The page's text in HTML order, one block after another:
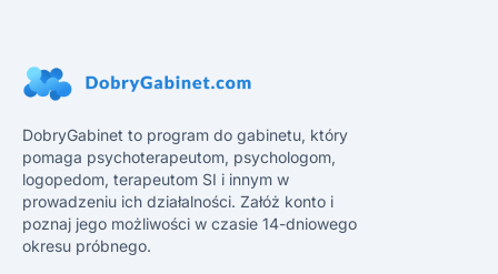
DobryGabinet to program do gabinetu, który
pomaga psychoterapeutom, psychologom,
logopedom, terapeutom SI i innym w
prowadzeniu ich działalności. Załóż konto i
poznaj jego możliwości w czasie 14-dniowego
okresu próbnego.